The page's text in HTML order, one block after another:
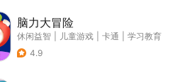
脑力大冒险
休闲益智 儿童游戏 卡通
学习教育
4.9